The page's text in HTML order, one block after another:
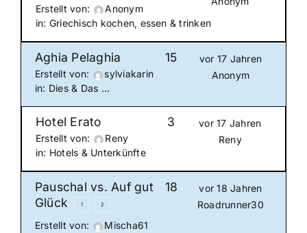
Erstellt von:
Anonym
in: Griechisch kochen, essen & trinken
Aghia Pelaghia
Erstellt von:
sylviakarin
in: Dies & Das …
15
vor 17 Jahren
Anonym
Hotel Erato
Erstellt von:
Reny
in: Hotels & Unterkünfte
3
vor 17 Jahren
Reny
Pauschal vs. Auf gut
Glück
1 2
Erstellt von:
Mischa61
18
vor 18 Jahren
Roadrunner30